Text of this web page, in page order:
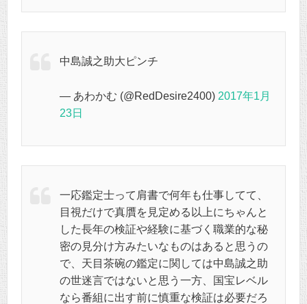
中島誠之助大ピンチ
— あわかむ (@RedDesire2400) 2017年1月
23日
一応鑑定士って肩書で何年も仕事してて、
目視だけで真贋を見定める以上にちゃんと
した長年の検証や経験に基づく職業的な秘
密の見分け方みたいなものはあると思うの
で、天目茶碗の鑑定に関しては中島誠之助
の世迷言ではないと思う一方、国宝レベル
なら番組に出す前に慎重な検証は必要だろ